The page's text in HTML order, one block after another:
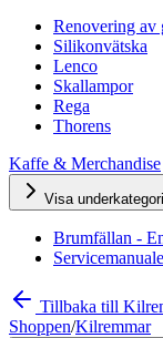
Renovering av
Silikonvätska
Lenco
Skallampor
Rega
Thorens
Kaffe & Merchandise
Visa
Brumfällan -
Tillbaka till
Shoppen/Kilremmar